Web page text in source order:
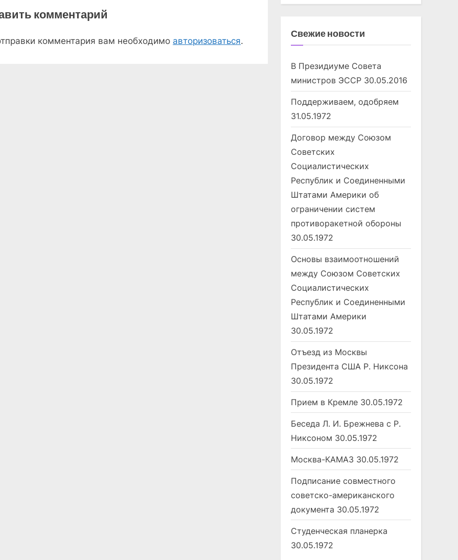
комментарий
комментария вам необходимо авторизоваться.
Свежие новости
В Президиуме Совета
министров ЭССР 30.05.2016
Поддерживаем, одобряем
31.05.1972
Договор между Союзом
Советских
Социалистических
Республик и Соединенными
Штатами Америки об
ограничении систем
противоракетной обороны
30.05.1972
Основы взаимоотношений
между Союзом Советских
Социалистических
Республик и Соединенными
Штатами Америки
30.05.1972
Отъезд из Москвы
Президента США Р. Никсона
30.05.1972
Прием в Кремле 30.05.1972
Беседа Л. И. Брежнева с Р.
Никсоном 30.05.1972
Москва-КАМАЗ 30.05.1972
Подписание совместного
советско-американского
документа 30.05.1972
Студенческая планерка
30.05.1972